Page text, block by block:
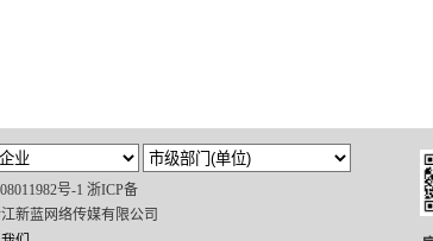
号-1 浙ICP备
新蓝网络传媒有限公司